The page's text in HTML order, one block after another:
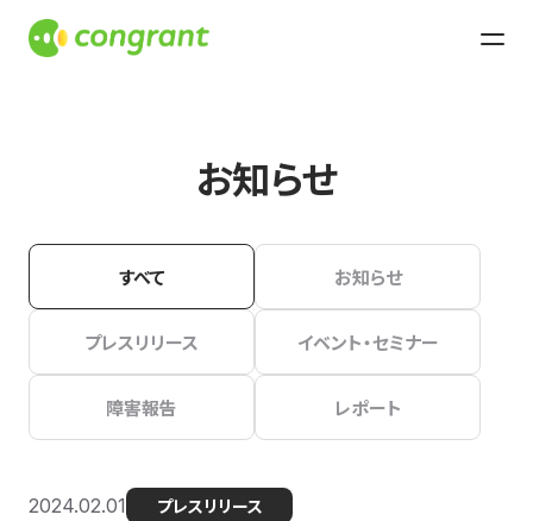
お知らせ
すべて お知らせ
プレスリリース イベント・セミナー
障害報告 レポート
2024.02.01 プレスリリース